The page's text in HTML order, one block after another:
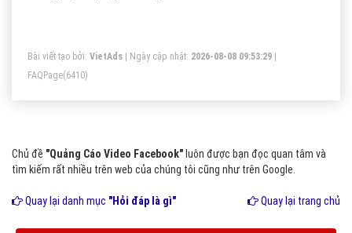
Bài viết tạo bởi: VietAds | Ngày cập nhật: 2026-08-08 09:53:29
FAQPage(6410)
Chủ đề "Quảng Cáo Video Facebook" luôn được bạn đọc quan tâm và
tìm kiếm rất nhiều trên web của chúng tôi cũng như trên Google.
Quay lại danh mục "Hỏi đáp là gì" Quay lại trang chủ